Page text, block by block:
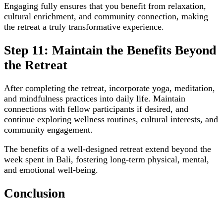
Engaging fully ensures that you benefit from relaxation,
cultural enrichment, and community connection, making
the retreat a truly transformative experience.
Step 11: Maintain the Benefits Beyond
the Retreat
After completing the retreat, incorporate yoga, meditation,
and mindfulness practices into daily life. Maintain
connections with fellow participants if desired, and
continue exploring wellness routines, cultural interests, and
community engagement.
The benefits of a well-designed retreat extend beyond the
week spent in Bali, fostering long-term physical, mental,
and emotional well-being.
Conclusion